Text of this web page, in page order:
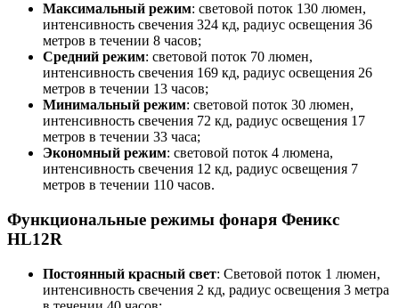
Максимальный режим: световой поток 130 люмен,
интенсивность свечения 324 кд, радиус освещения 36
метров в течении 8 часов;
Средний режим: световой поток 70 люмен,
интенсивность свечения 169 кд, радиус освещения 26
метров в течении 13 часов;
Минимальный режим: световой поток 30 люмен,
интенсивность свечения 72 кд, радиус освещения 17
метров в течении 33 часа;
Экономный режим: световой поток 4 люмена,
интенсивность свечения 12 кд, радиус освещения 7
метров в течении 110 часов.
Функциональные режимы фонаря Феникс
HL12R
Постоянный красный свет: Световой поток 1 люмен,
интенсивность свечения 2 кд, радиус освещения 3 метра